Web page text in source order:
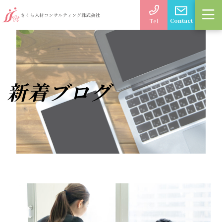
Tel Contact
新着ブログ